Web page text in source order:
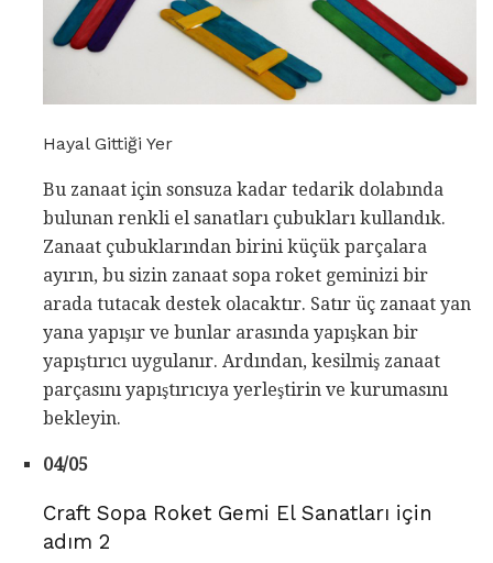
Hayal Gittiği Yer
Bu zanaat için sonsuza kadar tedarik dolabında
bulunan renkli el sanatları çubukları kullandık.
Zanaat çubuklarından birini küçük parçalara
ayırın, bu sizin zanaat sopa roket geminizi bir
arada tutacak destek olacaktır. Satır üç zanaat yan
yana yapışır ve bunlar arasında yapışkan bir
yapıştırıcı uygulanır. Ardından, kesilmiş zanaat
parçasını yapıştırıcıya yerleştirin ve kurumasını
bekleyin.
04/05
Craft Sopa Roket Gemi El Sanatları için
adım 2